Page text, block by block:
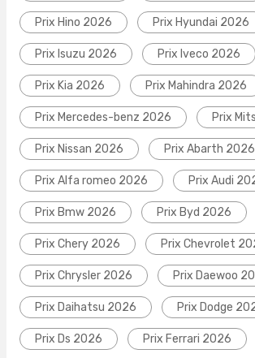
Prix Hino 2026 Prix Hyundai 2026
Prix Isuzu 2026 Prix Iveco 2026
Prix Kia 2026 Prix Mahindra 2026
Prix Mercedes-benz 2026 Prix
Prix Nissan 2026 Prix Abarth 2026
Prix Alfa romeo 2026 Prix Audi
Prix Bmw 2026 Prix Byd 2026
Prix Chery 2026 Prix Chevrolet
Prix Chrysler 2026 Prix Daewoo
Prix Daihatsu 2026 Prix Dodge
Prix Ds 2026 Prix Ferrari 2026